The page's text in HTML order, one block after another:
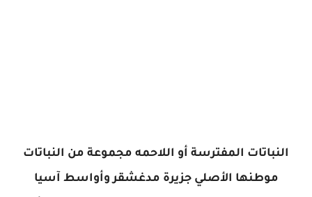
النباتات المفترسة أو اللاحمه مجموعة من النباتات
موطنها الأصلي جزيرة مدغشقر وأواسط آسيا